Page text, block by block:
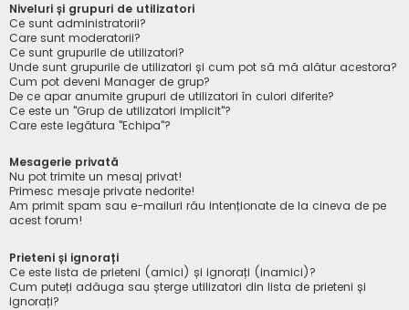
Niveluri și grupuri de utilizatori
Ce sunt administratorii?
Care sunt moderatorii?
Ce sunt grupurile de utilizatori?
Unde sunt grupurile de utilizatori și cum pot să mă alătur acestora?
Cum pot deveni Manager de grup?
De ce apar anumite grupuri de utilizatori în culori diferite?
Ce este un "Grup de utilizatori implicit"?
Care este legătura "Echipa"?
Mesagerie privată
Nu pot trimite un mesaj privat!
Primesc mesaje private nedorite!
Am primit spam sau e-mailuri rău intenționate de la cineva de pe
acest forum!
Prieteni și ignorați
Ce este lista de prieteni (amici) și ignorați (inamici)?
Cum puteți adăuga sau șterge utilizatori din lista de prieteni și
ignorați?